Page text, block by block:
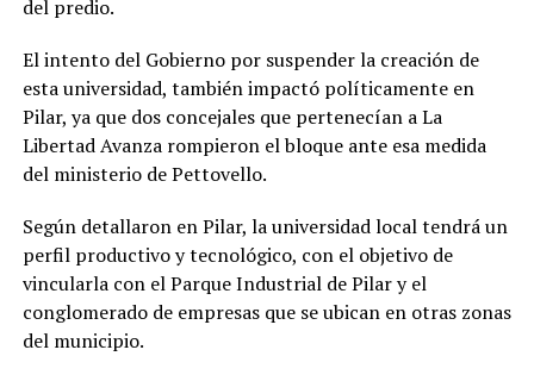
del predio.
El intento del Gobierno por suspender la creación de
esta universidad, también impactó políticamente en
Pilar, ya que dos concejales que pertenecían a La
Libertad Avanza rompieron el bloque ante esa medida
del ministerio de Pettovello.
Según detallaron en Pilar, la universidad local tendrá un
perfil productivo y tecnológico, con el objetivo de
vincularla con el Parque Industrial de Pilar y el
conglomerado de empresas que se ubican en otras zonas
del municipio.